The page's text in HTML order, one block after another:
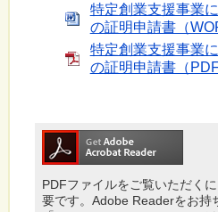
特定創業支援事業
の証明申請書（
特定創業支援事業
の証明申請書（
PDFファイルをご覧いただく
要です。Adobe Readerをお持